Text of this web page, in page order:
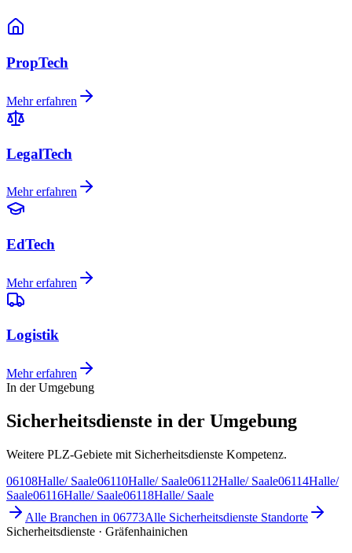
PropTech
Mehr erfahren
LegalTech
Mehr erfahren
EdTech
Mehr erfahren
Logistik
Mehr erfahren
In der Umgebung
Sicherheitsdienste in der Umgebung
Weitere PLZ-Gebiete mit Sicherheitsdienste Kompetenz.
06108Halle/ Saale06110Halle/ Saale06112Halle/ Saale06114Halle/
Saale06116Halle/ Saale06118Halle/ Saale
Alle Branchen in 06773Alle Sicherheitsdienste Standorte
Sicherheitsdienste · Gräfenhainichen